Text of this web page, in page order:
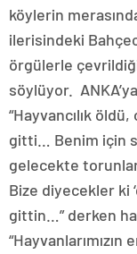
köylerin
ilerisindeki
örgülerle
söylüyor.
“Hayvancılık
gitti… Benim için
gelecekte
Bize diyecekler ki
gittin…” derken